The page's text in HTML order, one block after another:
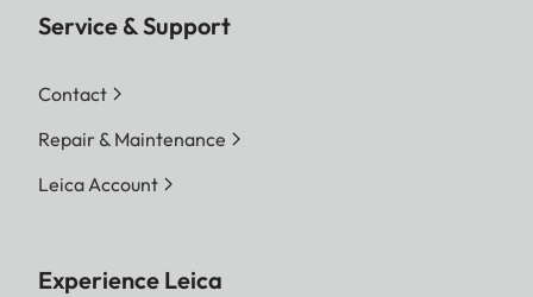
Service & Support
Contact
Repair & Maintenance
Leica Account
Experience Leica